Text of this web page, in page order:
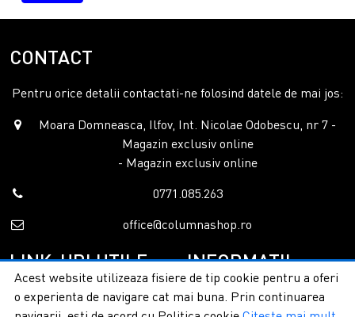
CONTACT
Pentru orice detalii contactati-ne folosind datele de mai jos:
Moara Domneasca, Ilfov, Int. Nicolae Odobescu, nr 7 -
Magazin exclusiv online
- Magazin exclusiv online
0771.085.263
office@columnashop.ro
LINK-URI UTILE
Acasa
INFORMATII
Garantie si service
Acest website utilizeaza fisiere de tip cookie pentru a oferi
o experienta de navigare cat mai buna. Prin continuarea